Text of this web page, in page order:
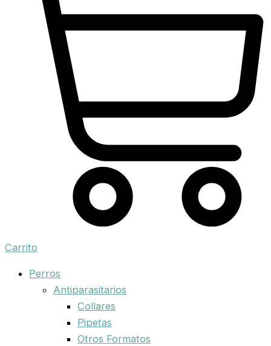
Carrito
Perros
Antiparasitarios
Collares
Pipetas
Otros Formatos